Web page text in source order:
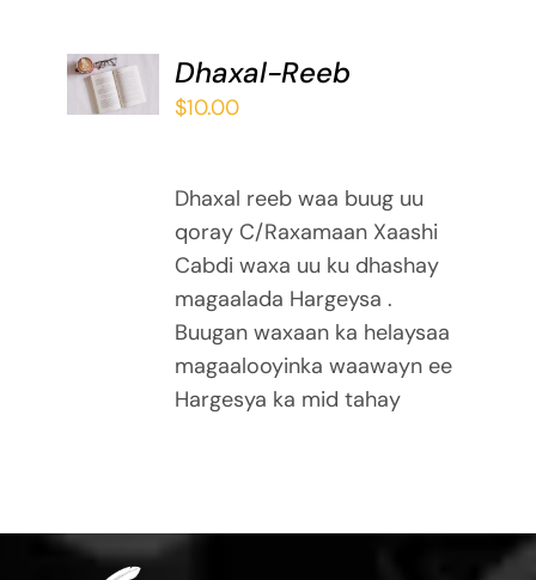
ADD TO
BASKET
/
Dhaxal-Reeb
$10.00
Dhaxal reeb waa buug uu
qoray C/Raxamaan Xaashi
Cabdi waxa uu ku dhashay
magaalada Hargeysa .
Buugan waxaan ka helaysaa
magaalooyinka waawayn ee
Hargesya ka mid tahay